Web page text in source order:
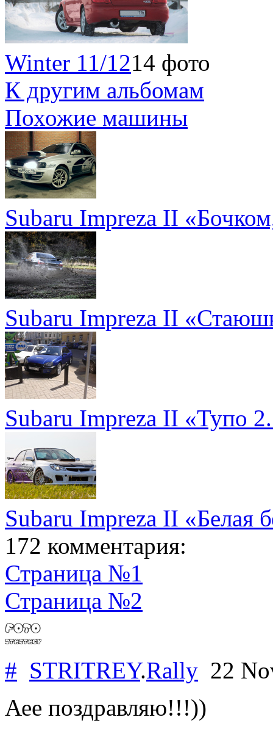
Winter 11/1214 фото
К другим альбомам
Похожие машины
Subaru Impreza II
Subaru Impreza II
Subaru Impreza II «Тупо
Subaru Impreza II «Белая
172 комментария:
Страница №1
Страница №2
# STRITREY.Rally 22
Аее поздравляю!!!))